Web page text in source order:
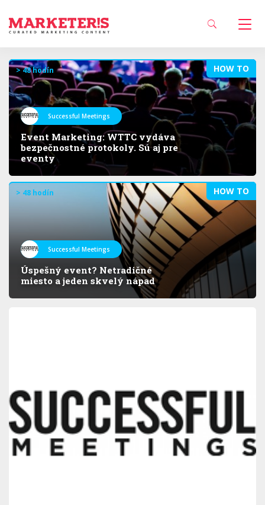
HOW TO
> 48 hodín
Successful Meetings
Event Marketing: WTTC vydáva
bezpečnostné protokoly. Sú aj pre
eventy
HOW TO
> 48 hodín
Successful Meetings
Úspešný event? Netradičné
miesto a jeden skvelý nápad